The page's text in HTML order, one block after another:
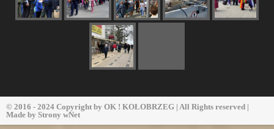
© 2016 - 2024 Copyright by OK ! KOŁOBRZEG | All Rights reserved |
Made by Strony wNet